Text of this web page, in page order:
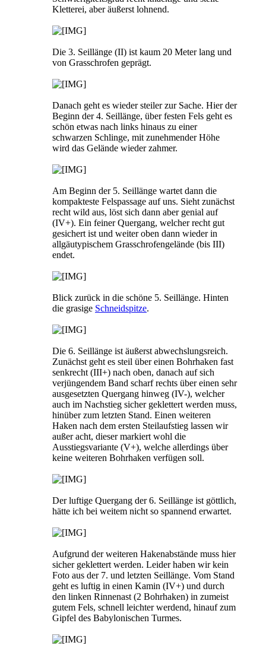
Kletterei, aber äußerst lohnend.
Die 3. Seillänge (II) ist kaum 20 Meter lang und
von Grasschrofen geprägt.
Danach geht es wieder steiler zur Sache. Hier der
Beginn der 4. Seillänge, über festen Fels geht es
schön etwas nach links hinaus zu einer
schwarzen Schlinge, mit zunehmender Höhe
wird das Gelände wieder zahmer.
Am Beginn der 5. Seillänge wartet dann die
kompakteste Felspassage auf uns. Sieht zunächst
recht wild aus, löst sich dann aber genial auf
(IV+). Ein feiner Quergang, welcher recht gut
gesichert ist und weiter oben dann wieder in
allgäutypischem Grasschrofengelände (bis III)
endet.
Blick zurück in die schöne 5. Seillänge. Hinten
die grasige Schneidspitze.
Die 6. Seillänge ist äußerst abwechslungsreich.
Zunächst geht es steil über einen Bohrhaken fast
senkrecht (III+) nach oben, danach auf sich
verjüngendem Band scharf rechts über einen sehr
ausgesetzten Quergang hinweg (IV-), welcher
auch im Nachstieg sicher geklettert werden muss,
hinüber zum letzten Stand. Einen weiteren
Haken nach dem ersten Steilaufstieg lassen wir
außer acht, dieser markiert wohl die
Ausstiegsvariante (V+), welche allerdings über
keine weiteren Bohrhaken verfügen soll.
Der luftige Quergang der 6. Seillänge ist göttlich,
hätte ich bei weitem nicht so spannend erwartet.
Aufgrund der weiteren Hakenabstände muss hier
sicher geklettert werden. Leider haben wir kein
Foto aus der 7. und letzten Seillänge. Vom Stand
geht es luftig in einen Kamin (IV+) und durch
den linken Rinnenast (2 Bohrhaken) in zumeist
gutem Fels, schnell leichter werdend, hinauf zum
Gipfel des Babylonischen Turmes.